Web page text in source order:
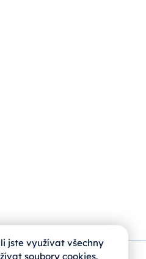
jste využívat všechny
soubory cookies.